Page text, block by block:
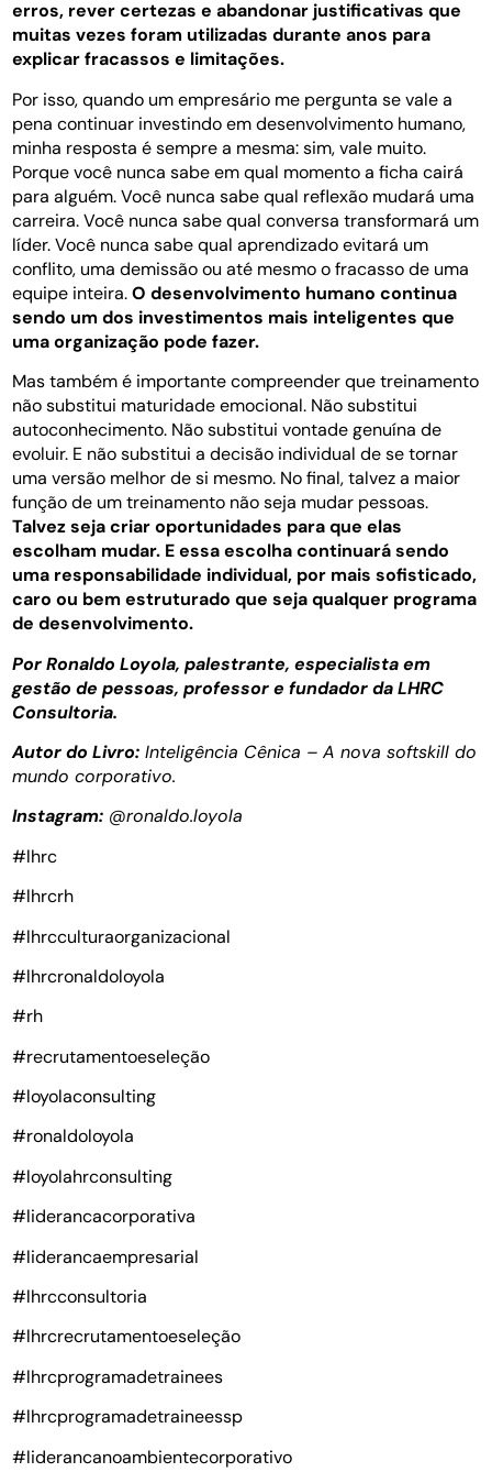
erros, rever certezas e abandonar justificativas que
muitas vezes foram utilizadas durante anos para
explicar fracassos e limitações.
Por isso, quando um empresário me pergunta se vale a
pena continuar investindo em desenvolvimento humano,
minha resposta é sempre a mesma: sim, vale muito.
Porque você nunca sabe em qual momento a ficha cairá
para alguém. Você nunca sabe qual reflexão mudará uma
carreira. Você nunca sabe qual conversa transformará um
líder. Você nunca sabe qual aprendizado evitará um
conflito, uma demissão ou até mesmo o fracasso de uma
equipe inteira.O desenvolvimento humano continua
sendo um dos investimentos mais inteligentes que
uma organização pode fazer.
Mas também é importante compreender que treinamento
não substitui maturidade emocional. Não substitui
autoconhecimento. Não substitui vontade genuína de
evoluir. E não substitui a decisão individual de se tornar
uma versão melhor de si mesmo. No final, talvez a maior
função de um treinamento não seja mudar pessoas.
Talvez seja criar oportunidades para que elas
escolham mudar. E essa escolha continuará sendo
uma responsabilidade individual, por mais sofisticado,
caro ou bem estruturado que seja qualquer programa
de desenvolvimento.
Por Ronaldo Loyola, palestrante, especialista em
gestão de pessoas, professor e fundador da LHRC
Consultoria.
Autor do Livro: Inteligência Cênica – A nova softskill do
mundo corporativo.
Instagram: @ronaldo.loyola
#lhrc
#lhrcrh
#lhrcculturaorganizacional
#lhrcronaldoloyola
#rh
#recrutamentoeseleção
#loyolaconsulting
#ronaldoloyola
#loyolahrconsulting
#liderancacorporativa
#liderancaempresarial
#lhrcconsultoria
#lhrcrecrutamentoeseleção
#lhrcprogramadetrainees
#lhrcprogramadetraineessp
#liderancanoambientecorporativo